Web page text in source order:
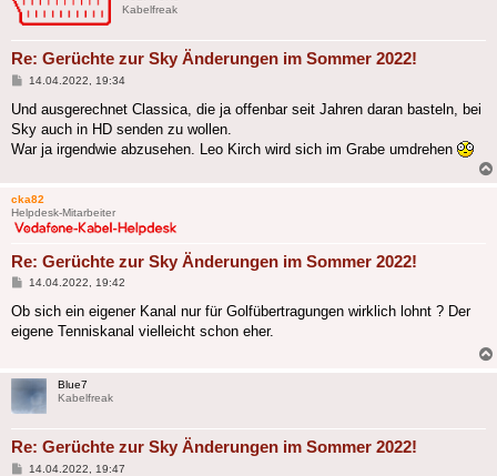
Kabelfreak
Re: Gerüchte zur Sky Änderungen im Sommer 2022!
Beitrag
14.04.2022, 19:34
Und ausgerechnet Classica, die ja offenbar seit Jahren daran basteln, bei
Sky auch in HD senden zu wollen.
War ja irgendwie abzusehen. Leo Kirch wird sich im Grabe umdrehen
cka82
Helpdesk-Mitarbeiter
Re: Gerüchte zur Sky Änderungen im Sommer 2022!
Beitrag
14.04.2022, 19:42
Ob sich ein eigener Kanal nur für Golfübertragungen wirklich lohnt ? Der
eigene Tenniskanal vielleicht schon eher.
Blue7
Kabelfreak
Re: Gerüchte zur Sky Änderungen im Sommer 2022!
Beitrag
14.04.2022, 19:47